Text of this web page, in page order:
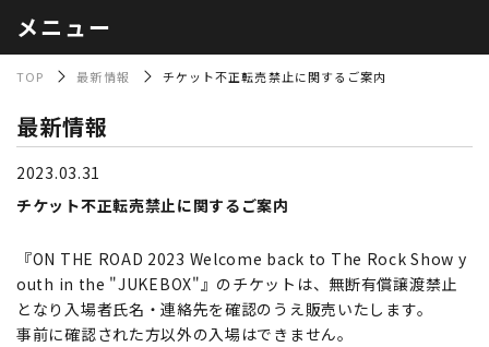
メニュー
TOP 最新情報 チケット不正転売禁止に関するご案内
最新情報
2023.03.31
チケット不正転売禁止に関するご案内
『ON THE ROAD 2023 Welcome back to The Rock Show y
outh in the "JUKEBOX"』のチケットは、無断有償譲渡禁止
となり入場者氏名・連絡先を確認のうえ販売いたします。
事前に確認された方以外の入場はできません。